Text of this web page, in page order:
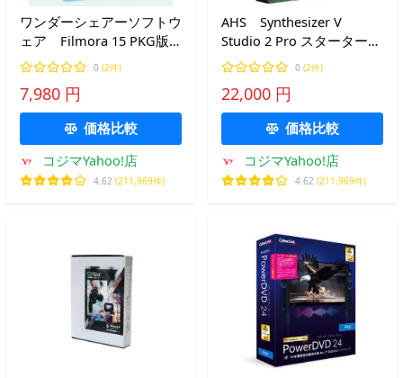
ワンダーシェアーソフトウ
ェア Filmora 15 PKG版
永続ライセンス 店舗限定
Win/Mac両対応モデル
［Win・Mac用］ WS-
F15JP
0 (2件)
7,980 円
価格比較
コジマYahoo!店
4.62 (211,969件)
AHS Synthesizer V
Studio 2 Pro スターターパ
ック SAHS50376
0 (2件)
22,000 円
価格比較
コジマYahoo!店
4.62 (211,969件)